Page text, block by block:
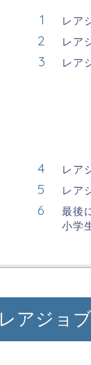
レア
レア
レア
レア
レア
最後
小学
レアジョ